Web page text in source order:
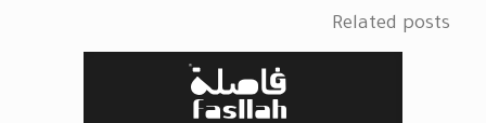
Related posts